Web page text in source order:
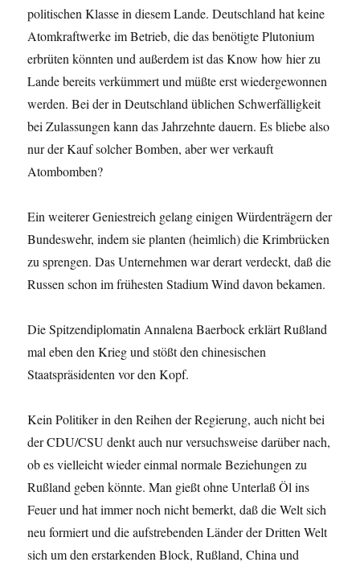
politischen Klasse in diesem Lande. Deutschland hat keine
Atomkraftwerke im Betrieb, die das benötigte Plutonium
erbrüten könnten und außerdem ist das Know how hier zu
Lande bereits verkümmert und müßte erst wiedergewonnen
werden. Bei der in Deutschland üblichen Schwerfälligkeit
bei Zulassungen kann das Jahrzehnte dauern. Es bliebe also
nur der Kauf solcher Bomben, aber wer verkauft
Atombomben?
Ein weiterer Geniestreich gelang einigen Würdenträgern der
Bundeswehr, indem sie planten (heimlich) die Krimbrücken
zu sprengen. Das Unternehmen war derart verdeckt, daß die
Russen schon im frühesten Stadium Wind davon bekamen.
Die Spitzendiplomatin Annalena Baerbock erklärt Rußland
mal eben den Krieg und stößt den chinesischen
Staatspräsidenten vor den Kopf.
Kein Politiker in den Reihen der Regierung, auch nicht bei
der CDU/CSU denkt auch nur versuchsweise darüber nach,
ob es vielleicht wieder einmal normale Beziehungen zu
Rußland geben könnte. Man gießt ohne Unterlaß Öl ins
Feuer und hat immer noch nicht bemerkt, daß die Welt sich
neu formiert und die aufstrebenden Länder der Dritten Welt
sich um den erstarkenden Block, Rußland, China und